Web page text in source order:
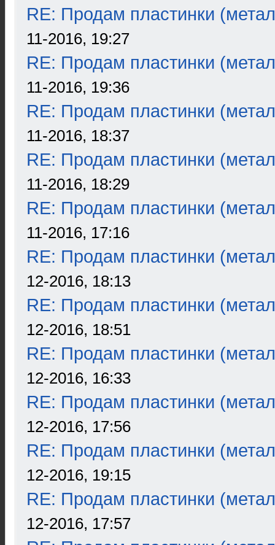
RE: Продам пластинки
11-2016, 19:27
RE: Продам пластинки
11-2016, 19:36
RE: Продам пластинки
11-2016, 18:37
RE: Продам пластинки
11-2016, 18:29
RE: Продам пластинки
11-2016, 17:16
RE: Продам пластинки
12-2016, 18:13
RE: Продам пластинки
12-2016, 18:51
RE: Продам пластинки
12-2016, 16:33
RE: Продам пластинки
12-2016, 17:56
RE: Продам пластинки
12-2016, 19:15
RE: Продам пластинки
12-2016, 17:57